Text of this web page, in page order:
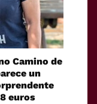
Camino de
un
euros